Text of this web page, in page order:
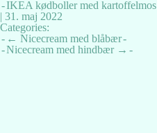
IKEA kødboller med kartoffelmos
| 31. maj 2022
Categories:
Indlægsnavigation
← Nicecream med blåbær
Nicecream med hindbær →